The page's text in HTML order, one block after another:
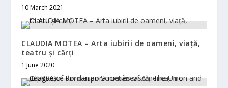
10 March 2021
CLAUDIA MOTEA – Arta iubirii de oameni, viață,
teatru și cărți
1 June 2020